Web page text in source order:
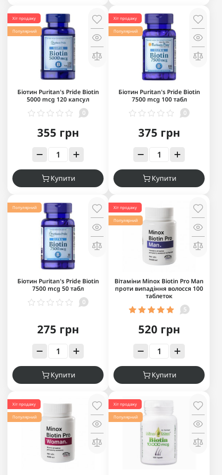
Хіт продажу
Популярний
Біотин Puritan's Pride Biotin
5000 mcg 120 капсул
0
355 грн
Купити
Хіт продажу
Популярний
Біотин Puritan's Pride Biotin
7500 mcg 100 табл
0
375 грн
Купити
Популярний
Біотин Puritan's Pride Biotin
7500 mcg 50 табл
0
275 грн
Купити
Хіт продажу
Популярний
Вітаміни Minox Biotin Pro Man
проти випадіння волосся 100
таблеток
5
520 грн
Купити
Хіт продажу
Популярний
Хіт продажу
Популярний